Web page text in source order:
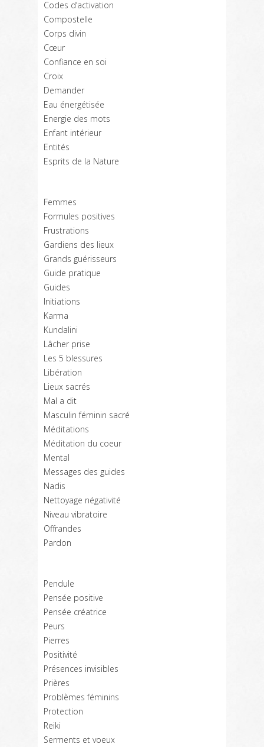
Codes d’activation
Compostelle
Corps divin
Cœur
Confiance en soi
Croix
Demander
Eau énergétisée
Energie des mots
Enfant intérieur
Entités
Esprits de la Nature
Femmes
Formules positives
Frustrations
Gardiens des lieux
Grands guérisseurs
Guide pratique
Guides
Initiations
Karma
Kundalini
Lâcher prise
Les 5 blessures
Libération
Lieux sacrés
Mal a dit
Masculin féminin sacré
Méditations
Méditation du coeur
Mental
Messages des guides
Nadis
Nettoyage négativité
Niveau vibratoire
Offrandes
Pardon
Pendule
Pensée positive
Pensée créatrice
Peurs
Pierres
Positivité
Présences invisibles
Prières
Problèmes féminins
Protection
Reiki
Serments et voeux